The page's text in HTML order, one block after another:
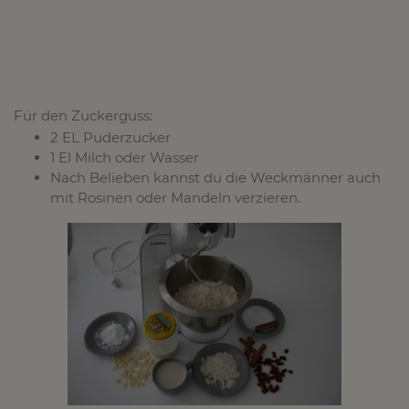
Für den Zuckerguss:
2 EL Puderzucker
1 El Milch oder Wasser
Nach Belieben kannst du die Weckmänner auch
mit Rosinen oder Mandeln verzieren.